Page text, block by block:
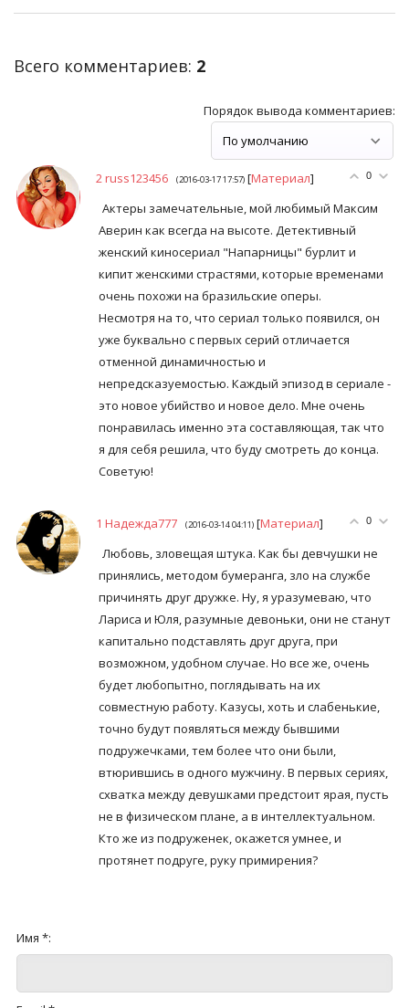
Всего комментариев: 2
Порядок вывода комментариев:
0
2 russ123456 (2016-03-17 17:57) [Материал]
Актеры замечательные, мой любимый Максим
Аверин как всегда на высоте. Детективный
женский киносериал "Напарницы" бурлит и
кипит женскими страстями, которые временами
очень похожи на бразильские оперы.
Несмотря на то, что сериал только появился, он
уже буквально с первых серий отличается
отменной динамичностью и
непредсказуемостью. Каждый эпизод в сериале -
это новое убийство и новое дело. Мне очень
понравилась именно эта составляющая, так что
я для себя решила, что буду смотреть до конца.
Советую!
0
1 Надежда777 (2016-03-14 04:11) [Материал]
Любовь, зловещая штука. Как бы девчушки не
принялись, методом бумеранга, зло на службе
причинять друг дружке. Ну, я уразумеваю, что
Лариса и Юля, разумные девоньки, они не станут
капитально подставлять друг друга, при
возможном, удобном случае. Но все же, очень
будет любопытно, поглядывать на их
совместную работу. Казусы, хоть и слабенькие,
точно будут появляться между бывшими
подружечками, тем более что они были,
втюрившись в одного мужчину. В первых сериях,
схватка между девушками предстоит ярая, пусть
не в физическом плане, а в интеллектуальном.
Кто же из подруженек, окажется умнее, и
протянет подруге, руку примирения?
Имя *: